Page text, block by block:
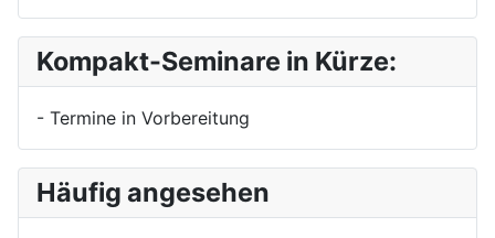
Kompakt-Seminare in Kürze:
- Termine in Vorbereitung
Häufig angesehen